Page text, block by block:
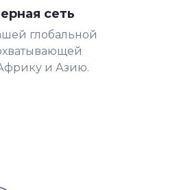
сеть
глобальной
и Азию.